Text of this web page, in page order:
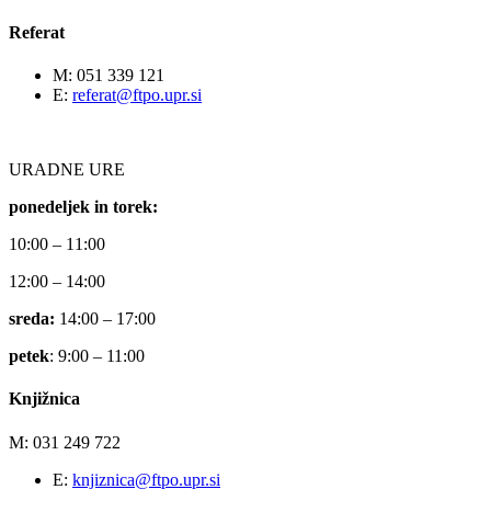
Referat
M: 051 339 121
E: referat@ftpo.upr.si
URADNE URE
ponedeljek in torek:
10:00 – 11:00
12:00 – 14:00
sreda: 14:00 – 17:00
petek: 9:00 – 11:00
Knjižnica
M: 031 249 722
E: knjiznica@ftpo.upr.si